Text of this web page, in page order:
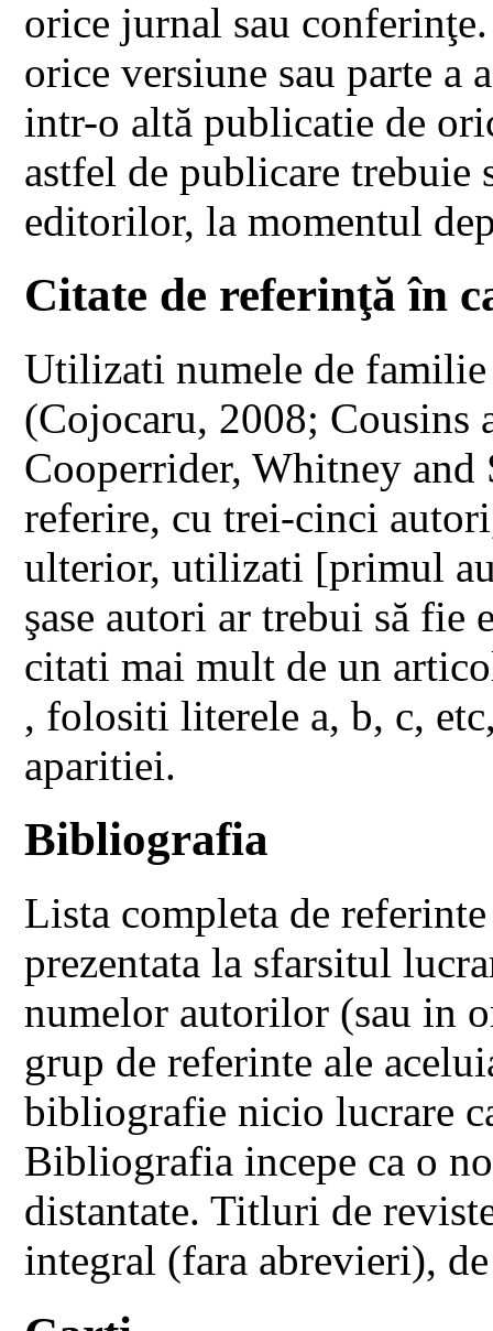
orice jurnal sau
orice versiune sau parte a
intr-o altă publicatie de
astfel de publicare trebuie
editorilor, la momentul
Citate de referinţă în
Utilizati numele de
(Cojocaru, 2008; Cousins
Cooperrider, Whitney
referire, cu trei-cinci
ulterior, utilizati [primul
şase autori ar trebui să
citati mai mult de un
, folositi literele a, b, c,
aparitiei.
Bibliografia
Lista completa de
prezentata la sfarsitul
numelor autorilor (sau in
grup de referinte ale
bibliografie nicio lucrare
Bibliografia incepe ca o
distantate. Titluri de
integral (fara abrevieri),